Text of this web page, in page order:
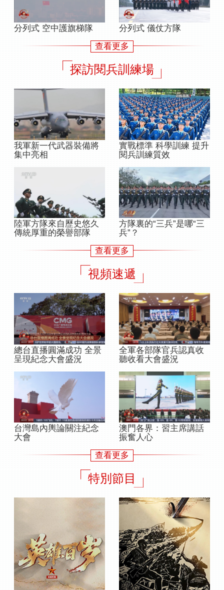
分列式 空中護旗梯隊
分列式 儀仗方隊
查看更多
探訪閱兵訓練場
我軍新一代武器裝備將
集中亮相
實戰標準 科學訓練 提升
閱兵訓練質效
陸軍方隊來自歷史悠久
傳統厚重的榮譽部隊
方隊裏的“三兵”是哪“三
兵”？
查看更多
視頻速遞
總台直播圓滿成功 全景
呈現紀念大會盛況
全軍各部隊官兵認真收
聽收看大會盛況
台灣島內輿論關注紀念
大會
澳門各界：習主席講話
振奮人心
查看更多
特別節目